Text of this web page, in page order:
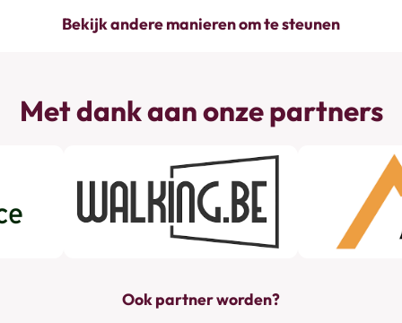
Bekijk andere manieren om te steunen
Met dank aan onze partners
Ook partner worden?